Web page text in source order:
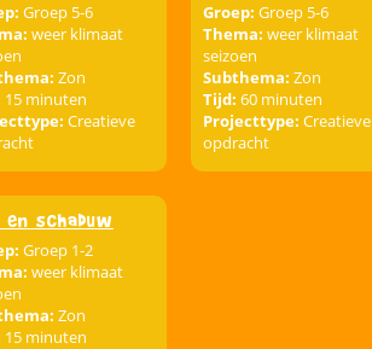
Groep 5-6
weer klimaat
Zon
15 minuten
Creatieve
Groep: Groep 5-6
Thema: weer klimaat
seizoen
Subthema: Zon
Tijd: 60 minuten
Projecttype: Creatieve
opdracht
en schaduw
Groep 1-2
weer klimaat
Zon
15 minuten